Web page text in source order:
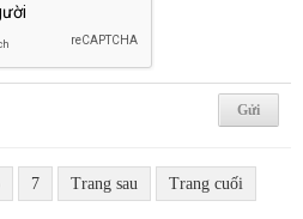
7 Trang sau Trang cuối